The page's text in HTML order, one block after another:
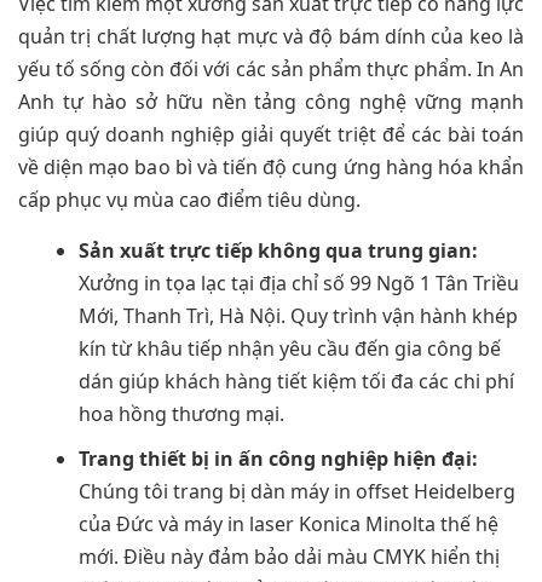
quản trị chất lượng hạt mực và độ bám dính của keo là
yếu tố sống còn đối với các sản phẩm thực phẩm. In An
Anh tự hào sở hữu nền tảng công nghệ vững mạnh
giúp quý doanh nghiệp giải quyết triệt để các bài toán
về diện mạo bao bì và tiến độ cung ứng hàng hóa khẩn
cấp phục vụ mùa cao điểm tiêu dùng.
Sản xuất trực tiếp không qua trung gian:
Xưởng in tọa lạc tại địa chỉ số 99 Ngõ 1 Tân Triều
Mới, Thanh Trì, Hà Nội. Quy trình vận hành khép
kín từ khâu tiếp nhận yêu cầu đến gia công bế
dán giúp khách hàng tiết kiệm tối đa các chi phí
hoa hồng thương mại.
Trang thiết bị in ấn công nghiệp hiện đại:
Chúng tôi trang bị dàn máy in offset Heidelberg
của Đức và máy in laser Konica Minolta thế hệ
mới. Điều này đảm bảo dải màu CMYK hiển thị